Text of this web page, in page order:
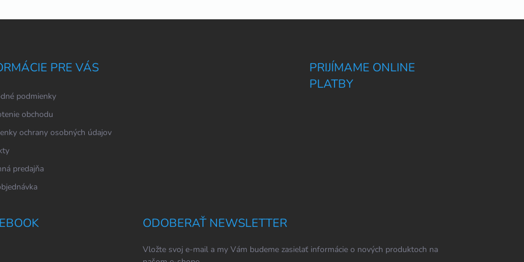
PRE VÁS
podmienky
obchodu
ochrany osobných údajov
predajňa
PRIJÍMAME ONLINE
PLATBY
ODOBERAŤ NEWSLETTER
Vložte svoj e-mail a my Vám budeme zasielať informácie o nových produktoch na